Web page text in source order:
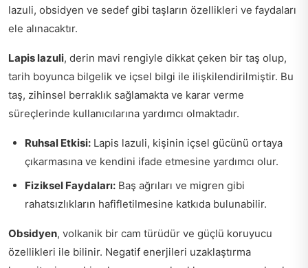
lazuli, obsidyen ve sedef gibi taşların özellikleri ve faydaları
ele alınacaktır.
Lapis lazuli, derin mavi rengiyle dikkat çeken bir taş olup,
tarih boyunca bilgelik ve içsel bilgi ile ilişkilendirilmiştir. Bu
taş, zihinsel berraklık sağlamakta ve karar verme
süreçlerinde kullanıcılarına yardımcı olmaktadır.
Ruhsal Etkisi: Lapis lazuli, kişinin içsel gücünü ortaya
çıkarmasına ve kendini ifade etmesine yardımcı olur.
Fiziksel Faydaları: Baş ağrıları ve migren gibi
rahatsızlıkların hafifletilmesine katkıda bulunabilir.
Obsidyen, volkanik bir cam türüdür ve güçlü koruyucu
özellikleri ile bilinir. Negatif enerjileri uzaklaştırma